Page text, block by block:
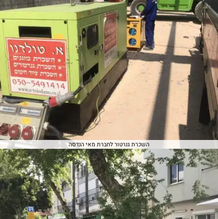
השכרת גנרטור לחברת מאי הנדסה